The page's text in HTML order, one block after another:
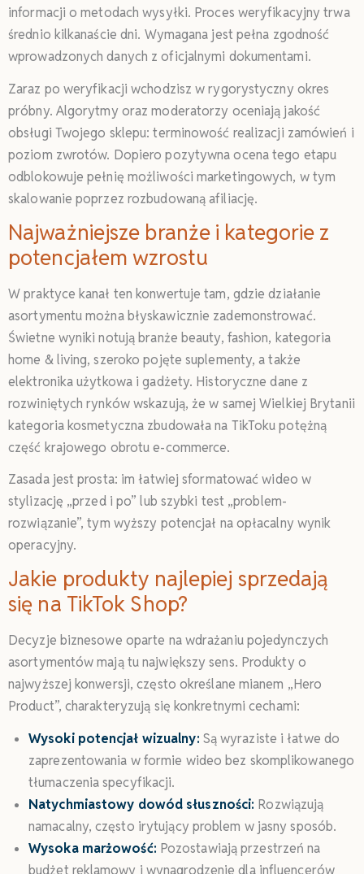
informacji o metodach wysyłki. Proces weryfikacyjny trwa
średnio kilkanaście dni. Wymagana jest pełna zgodność
wprowadzonych danych z oficjalnymi dokumentami.
Zaraz po weryfikacji wchodzisz w rygorystyczny okres
próbny. Algorytmy oraz moderatorzy oceniają jakość
obsługi Twojego sklepu: terminowość realizacji zamówień i
poziom zwrotów. Dopiero pozytywna ocena tego etapu
odblokowuje pełnię możliwości marketingowych, w tym
skalowanie poprzez rozbudowaną afiliację.
Najważniejsze branże i kategorie z
potencjałem wzrostu
W praktyce kanał ten konwertuje tam, gdzie działanie
asortymentu można błyskawicznie zademonstrować.
Świetne wyniki notują branże beauty, fashion, kategoria
home & living, szeroko pojęte suplementy, a także
elektronika użytkowa i gadżety. Historyczne dane z
rozwiniętych rynków wskazują, że w samej Wielkiej Brytanii
kategoria kosmetyczna zbudowała na TikToku potężną
część krajowego obrotu e-commerce.
Zasada jest prosta: im łatwiej sformatować wideo w
stylizację „przed i po” lub szybki test „problem-
rozwiązanie”, tym wyższy potencjał na opłacalny wynik
operacyjny.
Jakie produkty najlepiej sprzedają
się na TikTok Shop?
Decyzje biznesowe oparte na wdrażaniu pojedynczych
asortymentów mają tu największy sens. Produkty o
najwyższej konwersji, często określane mianem „Hero
Product”, charakteryzują się konkretnymi cechami:
Wysoki potencjał wizualny: Są wyraziste i łatwe do
zaprezentowania w formie wideo bez skomplikowanego
tłumaczenia specyfikacji.
Natychmiastowy dowód słuszności: Rozwiązują
namacalny, często irytujący problem w jasny sposób.
Wysoka marżowość: Pozostawiają przestrzeń na
budżet reklamowy i wynagrodzenie dla influencerów